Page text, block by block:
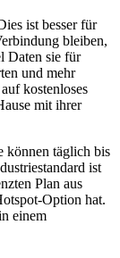
ist besser für
bleiben,
Daten sie für
und mehr
kostenloses
mit ihrer
können täglich bis
ist
Plan aus
Option hat.
einem